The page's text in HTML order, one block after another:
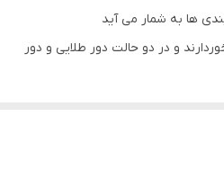
ها به شمار می آید
و در دو حالت دور طلایی و دور